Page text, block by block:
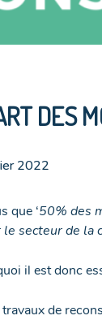
DES
2022
que ‘50% des
le secteur de la
il est donc
travaux de